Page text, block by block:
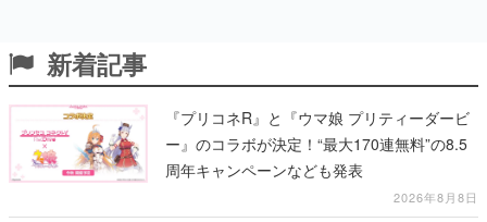
新着記事
『プリコネR』と『ウマ娘 プリティーダービ
ー』のコラボが決定！“最大170連無料”の8.5
周年キャンペーンなども発表
2026年8月8日